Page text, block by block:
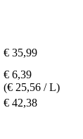
€ 35,99
€ 6,39
(€ 25,56 / L)
€ 42,38